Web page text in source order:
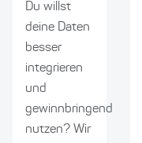
Du willst
deine Daten
besser
integrieren
und
gewinnbringend
nutzen? Wir